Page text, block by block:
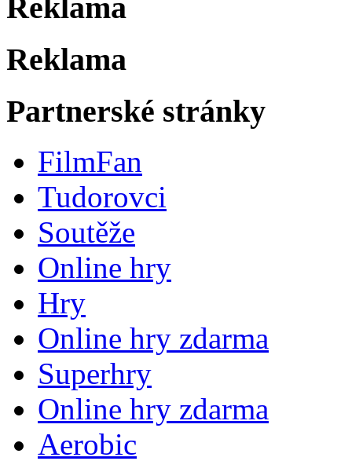
Reklama
Reklama
Partnerské stránky
FilmFan
Tudorovci
Soutěže
Online hry
Hry
Online hry zdarma
Superhry
Online hry zdarma
Aerobic